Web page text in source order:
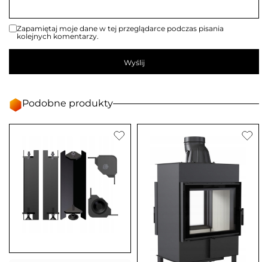
Zapamiętaj moje dane w tej przeglądarce podczas pisania
kolejnych komentarzy.
Podobne produkty